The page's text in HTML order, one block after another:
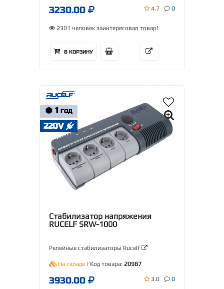
3230.00 4.7 0
2301 человек заинтересовал товар!
В КОРЗИНУ
1 ГОД
220V
Стабилизатор напряжения
RUCELF SRW-1000
Релейные стабилизаторы Rucelf
На складе | Код товара: 20987
3930.00 3.0 0